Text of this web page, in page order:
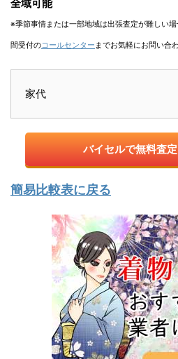
全域可能
※季節事情または一部地域は出張査定が難しい
間受付のコールセンター までお気軽にお問い合
家代
バイセルで無料査
簡易比較表に戻る